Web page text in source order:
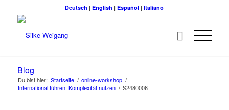
Deutsch |English |Español |Italiano
Blog
Du bist hier: Startseite / online-workshop /
International führen: Komplexität nutzen / S2480006